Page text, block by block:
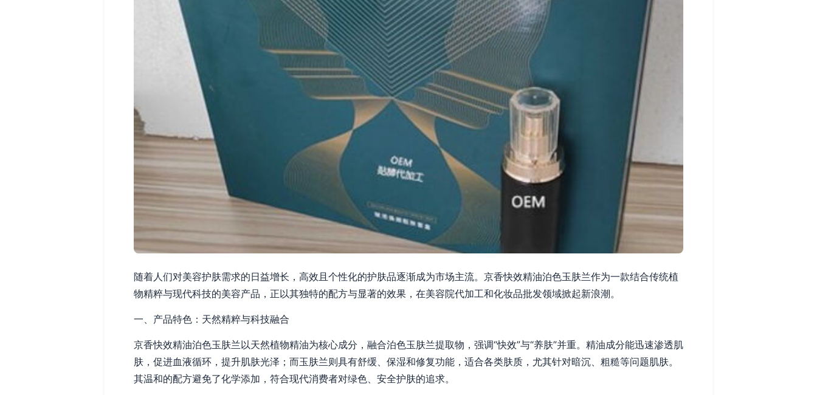
随着人们对美容护肤需求的日益增长，高效且个性化的护肤品逐渐成为市场主流。京香快效精油泊色玉肤兰作为一款结合传统植
物精粹与现代科技的美容产品，正以其独特的配方与显著的效果，在美容院代加工和化妆品批发领域掀起新浪潮。
一、产品特色：天然精粹与科技融合
京香快效精油泊色玉肤兰以天然植物精油为核心成分，融合泊色玉肤兰提取物，强调“快效”与“养肤”并重。精油成分能迅速渗透肌
肤，促进血液循环，提升肌肤光泽；而玉肤兰则具有舒缓、保湿和修复功能，适合各类肤质，尤其针对暗沉、粗糙等问题肌肤。
其温和的配方避免了化学添加，符合现代消费者对绿色、安全护肤的追求。